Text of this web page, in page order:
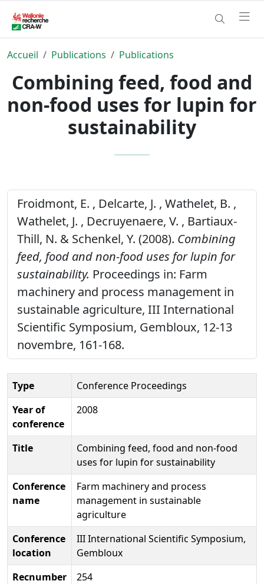
Accueil Publications Publications
Combining feed, food and
non-food uses for lupin for
sustainability
Froidmont, E. , Delcarte, J. , Wathelet, B. ,
Wathelet, J. , Decruyenaere, V. , Bartiaux-
Thill, N. & Schenkel, Y. (2008). Combining
feed, food and non-food uses for lupin for
sustainability. Proceedings in: Farm
machinery and process management in
sustainable agriculture, III International
Scientific Symposium, Gembloux, 12-13
novembre, 161-168.
Type
Conference Proceedings
Year of
conference
2008
Title
Combining feed, food and non-food
uses for lupin for sustainability
Conference
name
Farm machinery and process
management in sustainable
agriculture
Conference
location
III International Scientific Symposium,
Gembloux
Recnumber
254